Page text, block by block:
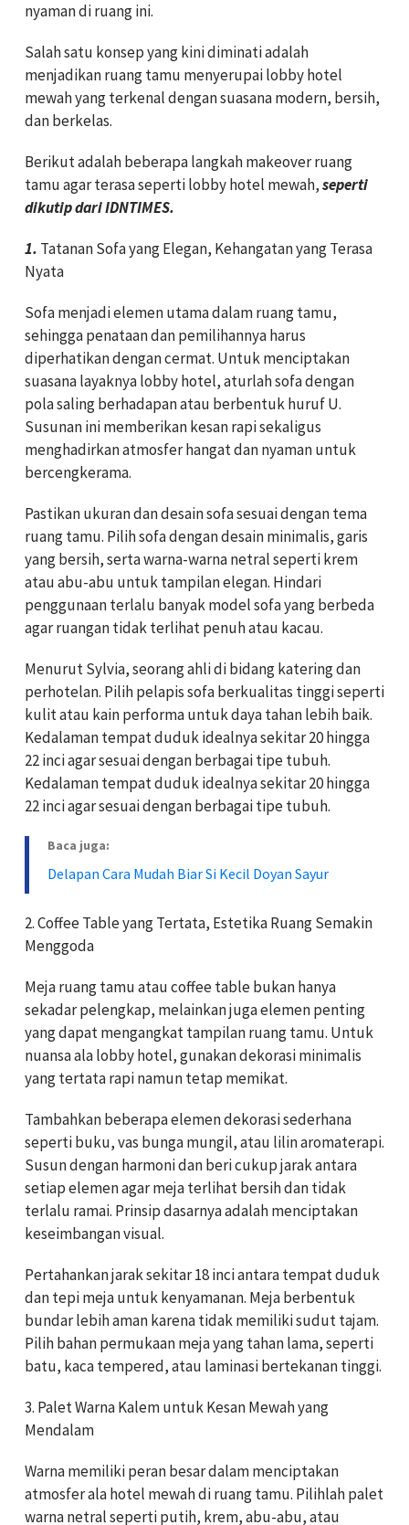
nyaman di ruang ini.
Salah satu konsep yang kini diminati adalah
menjadikan ruang tamu menyerupai lobby hotel
mewah yang terkenal dengan suasana modern, bersih,
dan berkelas.
Berikut adalah beberapa langkah makeover ruang
tamu agar terasa seperti lobby hotel mewah,seperti
dikutip dari IDNTIMES.
1. Tatanan Sofa yang Elegan, Kehangatan yang Terasa
Nyata
Sofa menjadi elemen utama dalam ruang tamu,
sehingga penataan dan pemilihannya harus
diperhatikan dengan cermat. Untuk menciptakan
suasana layaknya lobby hotel, aturlah sofa dengan
pola saling berhadapan atau berbentuk huruf U.
Susunan ini memberikan kesan rapi sekaligus
menghadirkan atmosfer hangat dan nyaman untuk
bercengkerama.
Pastikan ukuran dan desain sofa sesuai dengan tema
ruang tamu. Pilih sofa dengan desain minimalis, garis
yang bersih, serta warna-warna netral seperti krem
atau abu-abu untuk tampilan elegan. Hindari
penggunaan terlalu banyak model sofa yang berbeda
agar ruangan tidak terlihat penuh atau kacau.
Menurut Sylvia, seorang ahli di bidang katering dan
perhotelan. Pilih pelapis sofa berkualitas tinggi seperti
kulit atau kain performa untuk daya tahan lebih baik.
Kedalaman tempat duduk idealnya sekitar 20 hingga
22 inci agar sesuai dengan berbagai tipe tubuh.
Kedalaman tempat duduk idealnya sekitar 20 hingga
22 inci agar sesuai dengan berbagai tipe tubuh.
Baca juga:
Delapan Cara Mudah Biar Si Kecil Doyan Sayur
2. Coffee Table yang Tertata, Estetika Ruang Semakin
Menggoda
Meja ruang tamu atau coffee table bukan hanya
sekadar pelengkap, melainkan juga elemen penting
yang dapat mengangkat tampilan ruang tamu. Untuk
nuansa ala lobby hotel, gunakan dekorasi minimalis
yang tertata rapi namun tetap memikat.
Tambahkan beberapa elemen dekorasi sederhana
seperti buku, vas bunga mungil, atau lilin aromaterapi.
Susun dengan harmoni dan beri cukup jarak antara
setiap elemen agar meja terlihat bersih dan tidak
terlalu ramai. Prinsip dasarnya adalah menciptakan
keseimbangan visual.
Pertahankan jarak sekitar 18 inci antara tempat duduk
dan tepi meja untuk kenyamanan. Meja berbentuk
bundar lebih aman karena tidak memiliki sudut tajam.
Pilih bahan permukaan meja yang tahan lama, seperti
batu, kaca tempered, atau laminasi bertekanan tinggi.
3. Palet Warna Kalem untuk Kesan Mewah yang
Mendalam
Warna memiliki peran besar dalam menciptakan
atmosfer ala hotel mewah di ruang tamu. Pilihlah palet
warna netral seperti putih, krem, abu-abu, atau